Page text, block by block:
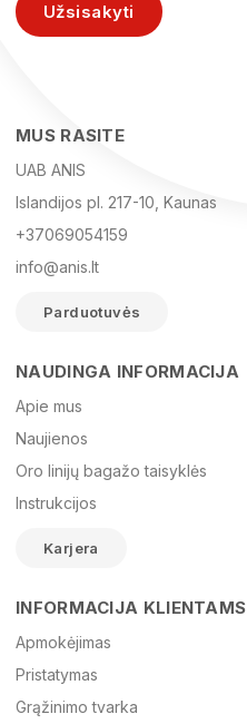
El. paštas
Žinutė
Užsisakyti
MUS RASITE
UAB ANIS
Islandijos pl. 217-10, Kaunas
+37069054159
info@anis.lt
Parduotuvės
NAUDINGA INFORMACIJA
Apie mus
Naujienos
Oro linijų bagažo taisyklės
Instrukcijos
Karjera
INFORMACIJA KLIENTAMS
Apmokėjimas
Pristatymas
Grąžinimo tvarka